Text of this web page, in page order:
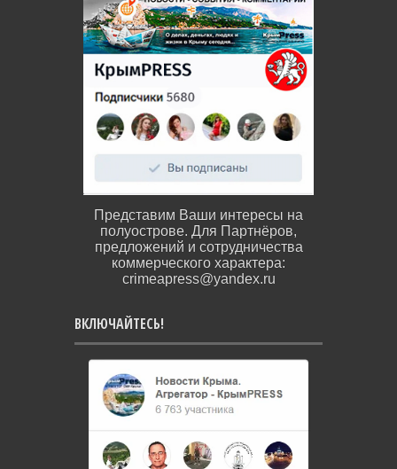
Представим Ваши интересы на
полуострове. Для Партнёров,
предложений и сотрудничества
коммерческого характера:
crimeapress@yandex.ru
ВКЛЮЧАЙТЕСЬ!